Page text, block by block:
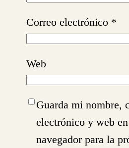
Correo electrónico *
Web
Guarda mi nombre,
electrónico y web en
navegador para la